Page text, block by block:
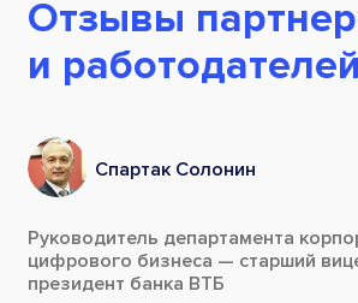
Отзывы
и работодателей
Спартак Солонин
Руководитель департамента
цифрового бизнеса — старший
президент банка ВТБ